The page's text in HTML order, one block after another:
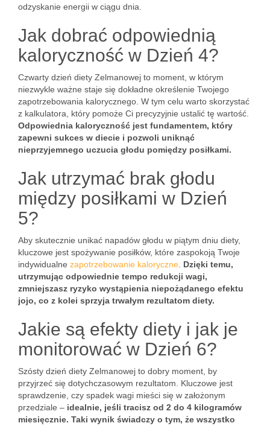
odzyskanie energii w ciągu dnia.
Jak dobrać odpowiednią
kaloryczność w Dzień 4?
Czwarty dzień diety Zelmanowej to moment, w którym
niezwykle ważne staje się dokładne określenie Twojego
zapotrzebowania kalorycznego. W tym celu warto skorzystać
z kalkulatora, który pomoże Ci precyzyjnie ustalić tę wartość.
Odpowiednia kaloryczność jest fundamentem, który
zapewni sukces w diecie i pozwoli uniknąć
nieprzyjemnego uczucia głodu pomiędzy posiłkami.
Jak utrzymać brak głodu
między posiłkami w Dzień
5?
Aby skutecznie unikać napadów głodu w piątym dniu diety,
kluczowe jest spożywanie posiłków, które zaspokoją Twoje
indywidualne zapotrzebowanie kaloryczne Dzięki temu,
utrzymując odpowiednie tempo redukcji wagi,
zmniejszasz ryzyko wystąpienia niepożądanego efektu
jojo, co z kolei sprzyja trwałym rezultatom diety.
Jakie są efekty diety i jak je
monitorować w Dzień 6?
Szósty dzień diety Zelmanowej to dobry moment, by
przyjrzeć się dotychczasowym rezultatom. Kluczowe jest
sprawdzenie, czy spadek wagi mieści się w założonym
przedziale – idealnie, jeśli tracisz od 2 do 4 kilogramów
miesięcznie. Taki wynik świadczy o tym, że wszystko